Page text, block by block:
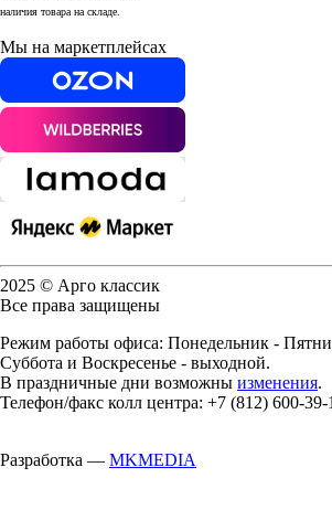
наличия товара на складе.
Мы на маркетплейсах
2025 © Арго классик
Все права защищены
Режим работы офиса: Понедельник -
Суббота и Воскресенье - выходной.
В праздничные дни возможны изменения.
Телефон/факс колл центра: +7 (812) 600-
Разработка — MKMEDIA